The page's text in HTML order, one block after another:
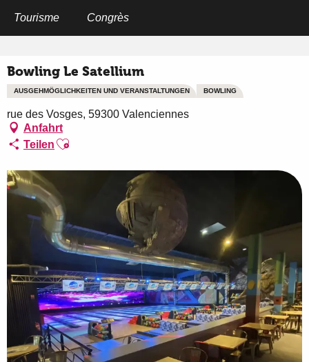
Tourisme Congrès
Bowling Le Satellium
AUSGEHMÖGLICHKEITEN UND VERANSTALTUNGEN BOWLING
rue des Vosges, 59300 Valenciennes
Anfahrt
Teilen Ajouter aux favoris